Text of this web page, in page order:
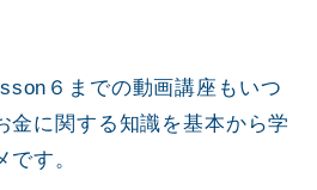
６までの動画講座もいつ
金に関する知識を基本から学
す。